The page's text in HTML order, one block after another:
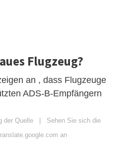
Flugzeug?
an , dass Flugzeuge
ADS-B-Empfängern
der Quelle | Sehen Sie sich die
an